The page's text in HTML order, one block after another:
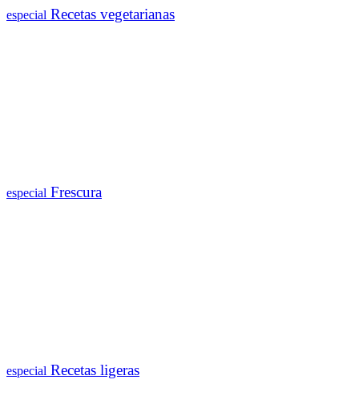
especial Recetas vegetarianas
especial Frescura
especial Recetas ligeras